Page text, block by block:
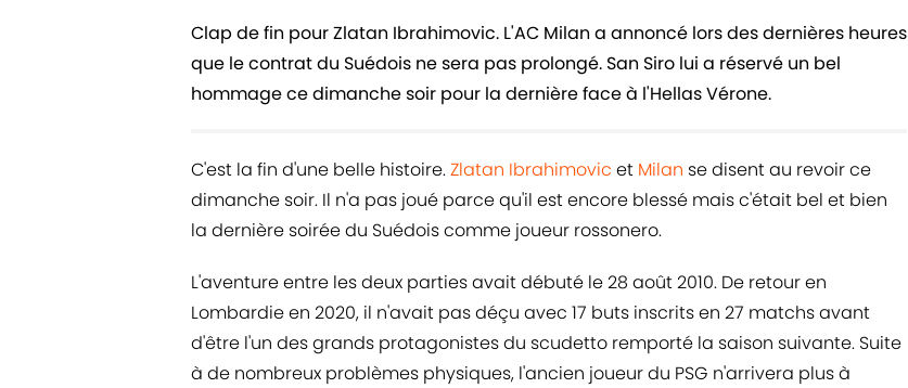
Clap de fin pour Zlatan Ibrahimovic. L'AC Milan a annoncé lors des dernières heures
que le contrat du Suédois ne sera pas prolongé. San Siro lui a réservé un bel
hommage ce dimanche soir pour la dernière face à l'Hellas Vérone.
C'est la fin d'une belle histoire.Zlatan Ibrahimovic et Milan se disent au revoir ce
dimanche soir. Il n'a pas joué parce qu'il est encore blessé mais c'était bel et bien
la dernière soirée du Suédois comme joueur rossonero.
L'aventure entre les deux parties avait débuté le 28 août 2010. De retour en
Lombardie en 2020, il n'avait pas déçu avec 17 buts inscrits en 27 matchs avant
d'être l'un des grands protagonistes du scudetto remporté la saison suivante. Suite
à de nombreux problèmes physiques, l'ancien joueur du PSG n'arrivera plus à